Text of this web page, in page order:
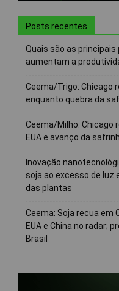
Posts recentes
Quais são as
aumentam a
Ceema/Trigo: Chicago
enquanto quebra da
Ceema/Milho: Chicago
EUA e avanço da
Inovação
soja ao excesso de luz
das plantas
Ceema: Soja recua em
EUA e China no radar;
Brasil